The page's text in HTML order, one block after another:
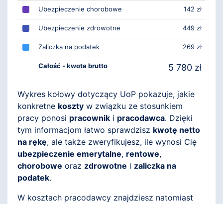
Ubezpieczenie chorobowe 142 zł
Ubezpieczenie zdrowotne 449 zł
Zaliczka na podatek 269 zł
Całość - kwota brutto 5 780 zł
Wykres kołowy dotyczący UoP pokazuje, jakie
konkretne koszty w związku ze stosunkiem
pracy ponosi pracownik i pracodawca. Dzięki
tym informacjom łatwo sprawdzisz kwotę netto
na rękę, ale także zweryfikujesz, ile wynosi Cię
ubezpieczenie emerytalne, rentowe,
chorobowe oraz zdrowotne i zaliczka na
podatek.
W kosztach pracodawcy znajdziesz natomiast